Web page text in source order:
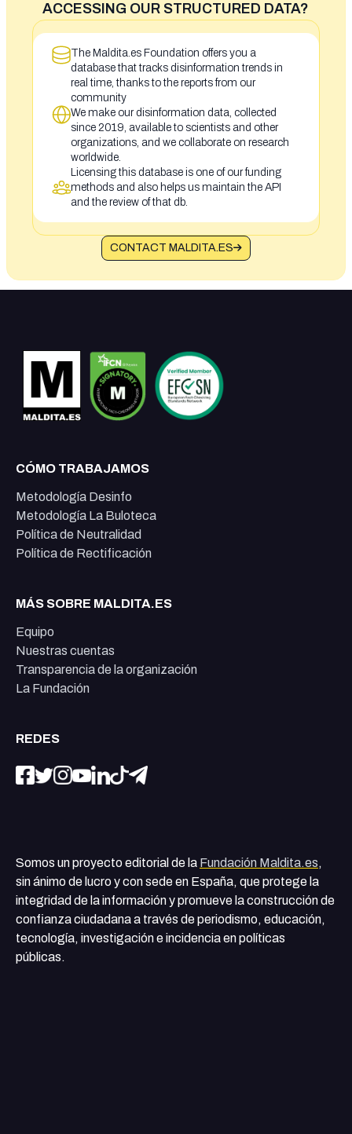
ACCESSING OUR STRUCTURED DATA?
The Maldita.es Foundation offers you a
database that tracks disinformation trends in
real time, thanks to the reports from our
community
We make our disinformation data, collected
since 2019, available to scientists and other
organizations, and we collaborate on research
worldwide.
Licensing this database is one of our funding
methods and also helps us maintain the API
and the review of that db.
CONTACT MALDITA.ES
CÓMO TRABAJAMOS
Metodología Desinfo
Metodología La Buloteca
Política de Neutralidad
Política de Rectificación
MÁS SOBRE MALDITA.ES
Equipo
Nuestras cuentas
Transparencia de la organización
La Fundación
REDES
Somos un proyecto editorial de la Fundación Maldita.es,
sin ánimo de lucro y con sede en España, que protege la
integridad de la información y promueve la construcción de
confianza ciudadana a través de periodismo, educación,
tecnología, investigación e incidencia en políticas
públicas.